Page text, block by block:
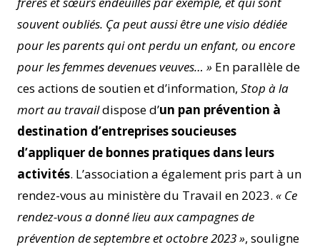
souvent oubliés. Ça peut aussi être une visio dédiée
pour les parents qui ont perdu un enfant, ou encore
pour les femmes devenues veuves… » En parallèle de
ces actions de soutien et d’information, Stop à la
mort au travaildispose d’un pan prévention à
destination d’entreprises soucieuses
d’appliquer de bonnes pratiques dans leurs
activités. L’association a également pris part à un
rendez-vous au ministère du Travail en 2023. « Ce
rendez-vous a donné lieu aux campagnes de
prévention de septembre et octobre 2023 », souligne